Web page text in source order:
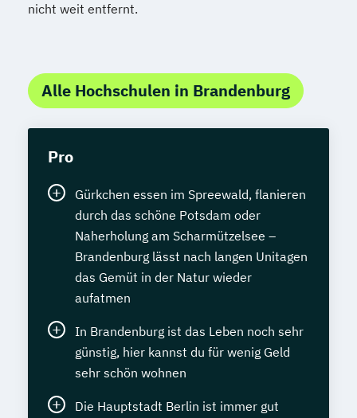
nicht weit entfernt.
Alle Hochschulen in Brandenburg
Pro
Gürkchen essen im Spreewald, flanieren
durch das schöne Potsdam oder
Naherholung am Scharmützelsee –
Brandenburg lässt nach langen Unitagen
das Gemüt in der Natur wieder
aufatmen
In Brandenburg ist das Leben noch sehr
günstig, hier kannst du für wenig Geld
sehr schön wohnen
Die Hauptstadt Berlin ist immer gut